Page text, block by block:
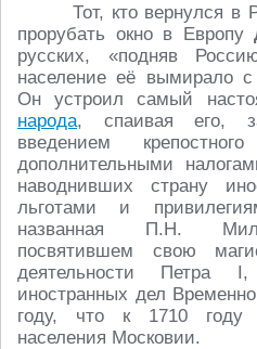
Тот, кто вернулся в
прорубать окно в Европу
русских, «подняв
население её вымирало
Он устроил самый
народа, спаивая его,
введением
дополнительными
наводнивших страну
льготами и
названная П.Н.
посвятившем свою
деятельности Петра
иностранных дел
году, что к 1710 году
населения Московии.